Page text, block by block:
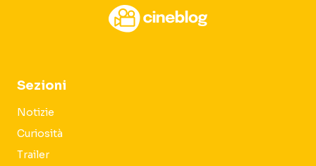
Sezioni
Notizie
Curiosità
Trailer